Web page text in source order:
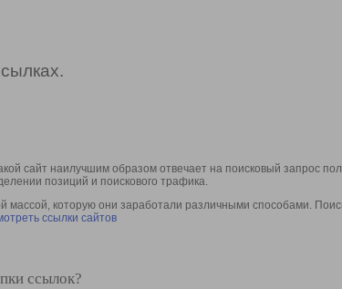
сайт наилучшим образом отвечает на поисковый запрос
позиций и поискового трафика.
которую они заработали различными способами.
ссылки сайтов
ссылок?